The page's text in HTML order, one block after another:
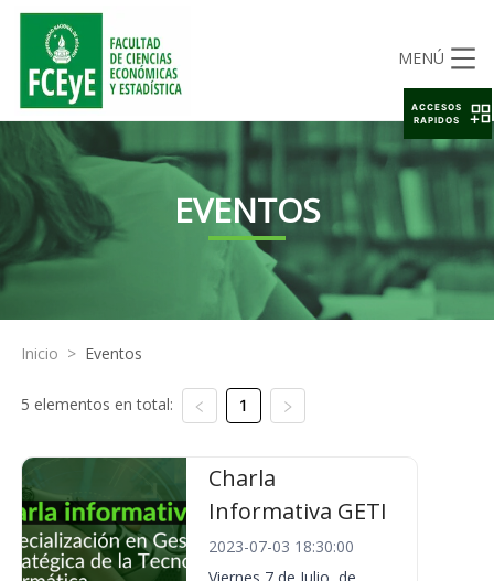
MENÚ
EVENTOS
Inicio > Eventos
5 elementos en total: 1
Charla
Informativa GETI
2023-07-03 18:30:00
ACCESOS
RAPIDOS